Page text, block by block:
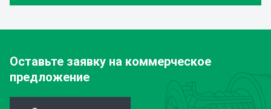
Оставьте заявку на коммерческое
предложение